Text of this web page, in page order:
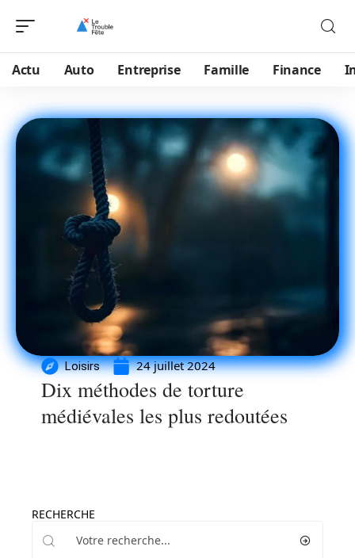
Actu Auto Entreprise Famille Finance
Loisirs 24 juillet 2024
Dix méthodes de torture
médiévales les plus redoutées
RECHERCHE